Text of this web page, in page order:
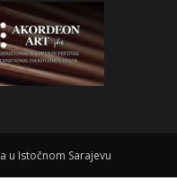
u Istočnom Sarajevu